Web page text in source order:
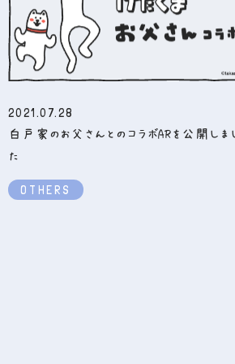
2021.07.28
白戸家のお父さんとのコラボARを公開しま
た
OTHERS